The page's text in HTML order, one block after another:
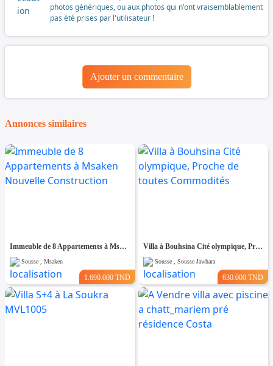
photos génériques, ou aux photos qui n'ont vraisemblablement
pas été prises par l'utilisateur !
Ajouter un commentaire
Annonces similaires
Immeuble de 8 Appartements à Msaken Nouvelle Construction
Sousse , Msaken
1.690.000 TND
Villa à Bouhsina Cité olympique, Proche de toutes Commodités
Sousse , Sousse Jawhara
630.000 TND